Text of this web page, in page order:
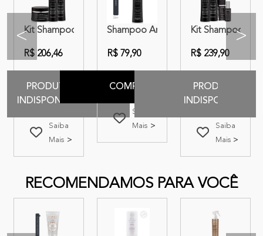
<+ Óleo + Leave | Amend Luxe Creations Extreme Repair
Condicionador + Máscara + Óleo + Leave-in + Reconstrutor
Kit Shampoo + Condicionador + Máscara | Amend Luxe
R$ 206,46
INDISPONIVEL
Saiba
Mais
Shampoo Amend Luxe Creations
R$ 79,90
COMPRAR
Saiba
Mais
Kit Shampoo +
R$ 239,90
INDISPONIVEL
Saiba
Mais
>
RECOMENDAMOS PARA VOCÊ